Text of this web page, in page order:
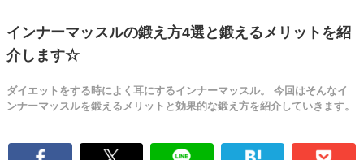
インナーマッスルの鍛え方4選と鍛えるメリットを紹
介します☆
ダイエットをする時によく耳にするインナーマッスル。 今回はそんなイ
ンナーマッスルを鍛えるメリットと効果的な鍛え方を紹介していきます。